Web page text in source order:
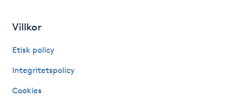
Frisör
Färgning
Villkor
Etisk policy
Integritetspolicy
Cookies